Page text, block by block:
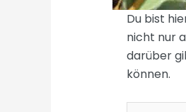
Du bist
nicht nur
darüber
können.